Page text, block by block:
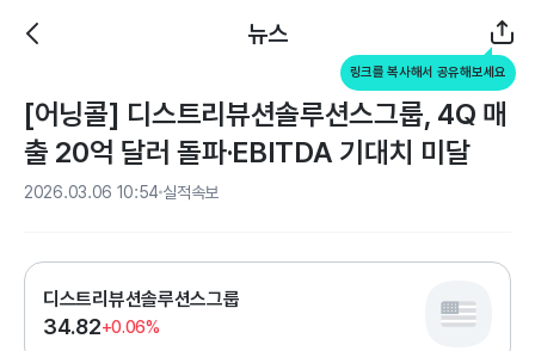
뉴스
링크를 복사해서 공유해보세요
[어닝콜] 디스트리뷰션솔루션스그룹, 4Q 매
출 20억 달러 돌파·EBITDA 기대치 미달
2026.03.06 10:54 실적속보
디스트리뷰션솔루션스그룹
34.82+0.06%